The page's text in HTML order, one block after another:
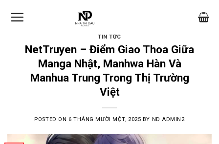
TIN TỨC
NetTruyen – Điểm Giao Thoa Giữa
Manga Nhật, Manhwa Hàn Và
Manhua Trung Trong Thị Trường
Việt
POSTED ON 6 THÁNG MƯỜI MỘT, 2025 BY ND ADMIN2